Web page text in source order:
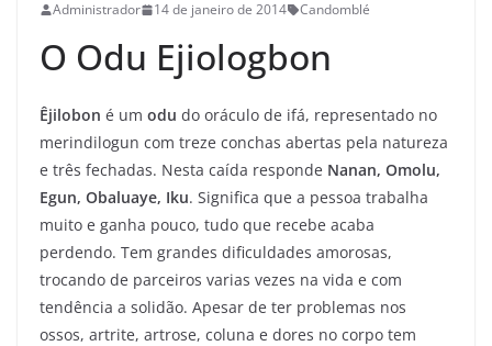
Administrador 14 de janeiro de 2014 Candomblé
O Odu Ejiologbon
Êjilobon é um odu do oráculo de ifá, representado no
merindilogun com treze conchas abertas pela natureza
e três fechadas. Nesta caída responde Nanan, Omolu,
Egun, Obaluaye, Iku. Significa que a pessoa trabalha
muito e ganha pouco, tudo que recebe acaba
perdendo. Tem grandes dificuldades amorosas,
trocando de parceiros varias vezes na vida e com
tendência a solidão. Apesar de ter problemas nos
ossos, artrite, artrose, coluna e dores no corpo tem